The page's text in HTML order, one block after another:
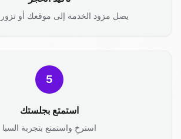
يصل مزود الخدمة إلى موقعك أو
5
استمتع بجلستك
استرخِ واستمتع بتجربة السبا